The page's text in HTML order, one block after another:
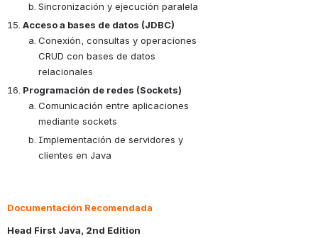
Sincronización y ejecución paralela
Acceso a bases de datos (JDBC)
Conexión, consultas y operaciones
CRUD con bases de datos
relacionales
Programación de redes (Sockets)
Comunicación entre aplicaciones
mediante sockets
Implementación de servidores y
clientes en Java
Documentación Recomendada
Head First Java, 2nd Edition